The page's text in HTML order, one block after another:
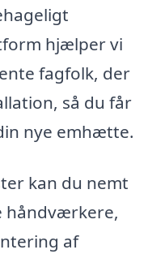
hjælper vi
fagfolk, der
så du får
nye emhætte.
kan du nemt
håndværkere,
af